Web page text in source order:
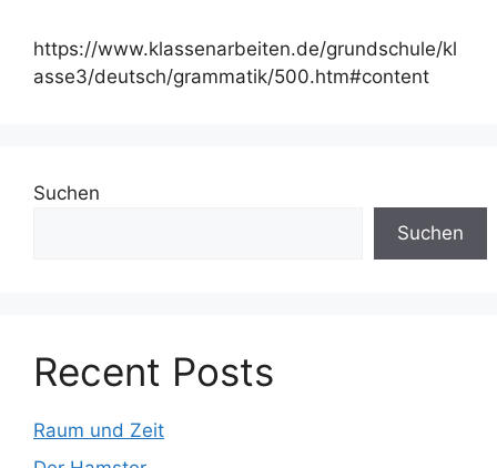
https://www.klassenarbeiten.de/grundschule/kl
asse3/deutsch/grammatik/500.htm#content
Suchen
Suchen
Recent Posts
Raum und Zeit